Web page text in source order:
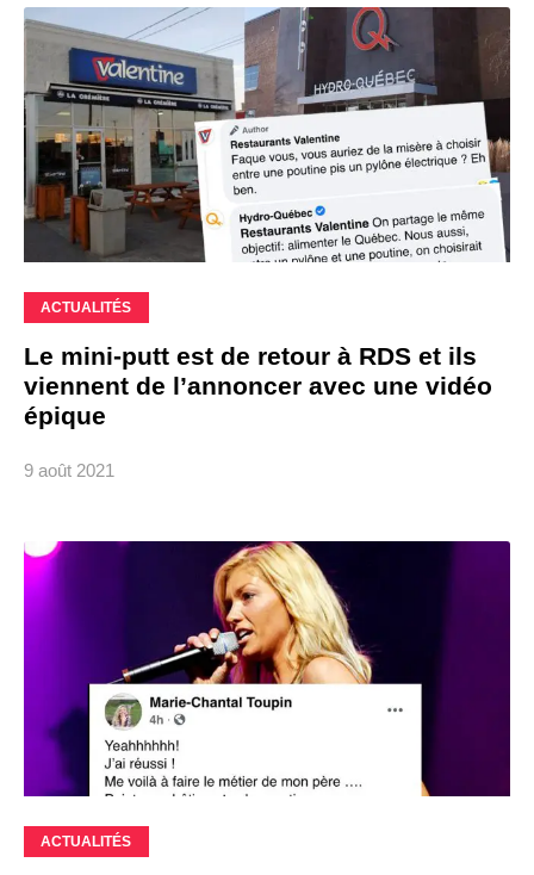
ACTUALITÉS
Le mini-putt est de retour à RDS et ils
viennent de l’annoncer avec une vidéo
épique
9 août 2021
ACTUALITÉS